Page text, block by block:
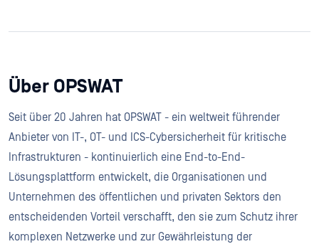
Über OPSWAT
Seit über 20 Jahren hat OPSWAT - ein weltweit führender
Anbieter von IT-, OT- und ICS-Cybersicherheit für kritische
Infrastrukturen - kontinuierlich eine End-to-End-
Lösungsplattform entwickelt, die Organisationen und
Unternehmen des öffentlichen und privaten Sektors den
entscheidenden Vorteil verschafft, den sie zum Schutz ihrer
komplexen Netzwerke und zur Gewährleistung der